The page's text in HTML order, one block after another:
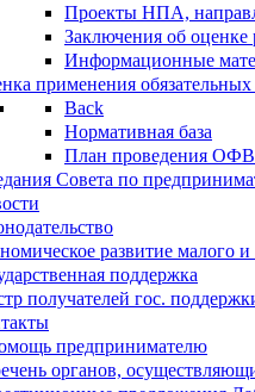
Проекты НПА,
Заключения об
Информационные
применения
Back
Нормативная база
План проведения
Совета по
развитие малого и
поддержка
получателей гос.
предпринимателю
органов,